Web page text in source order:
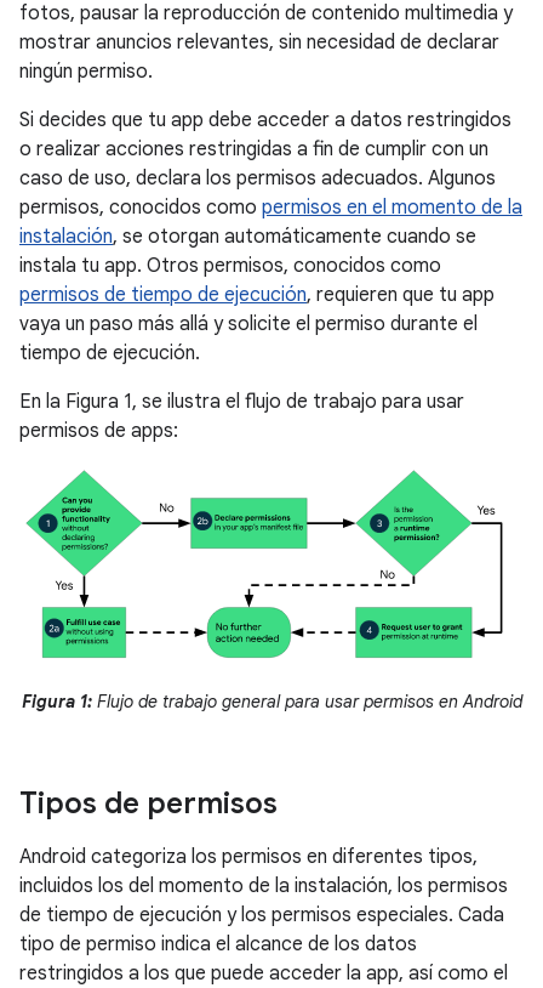
fotos, pausar la reproducción de contenido multimedia y
mostrar anuncios relevantes, sin necesidad de declarar
ningún permiso.
Si decides que tu app debe acceder a datos restringidos
o realizar acciones restringidas a fin de cumplir con un
caso de uso, declara los permisos adecuados. Algunos
permisos, conocidos como permisos en el momento de la
instalación, se otorgan automáticamente cuando se
instala tu app. Otros permisos, conocidos como
permisos de tiempo de ejecución, requieren que tu app
vaya un paso más allá y solicite el permiso durante el
tiempo de ejecución.
En la Figura 1, se ilustra el flujo de trabajo para usar
permisos de apps:
Figura 1:Flujo de trabajo general para usar permisos en Android
Tipos de permisos
Android categoriza los permisos en diferentes tipos,
incluidos los del momento de la instalación, los permisos
de tiempo de ejecución y los permisos especiales. Cada
tipo de permiso indica el alcance de los datos
restringidos a los que puede acceder la app, así como el